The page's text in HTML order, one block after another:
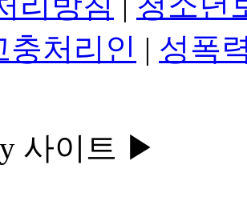
충처리인 | 성폭
사이트 ▶